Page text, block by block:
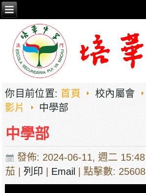
你目前位置: 首頁 校內屬會
影片
中學部
中學部
發佈: 2024-06-11, 週二 15:48
茄 |列印 Email | 點擊數: 25608